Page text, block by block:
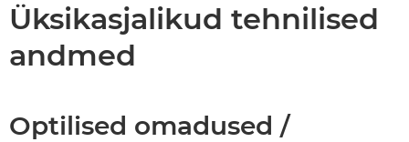
Üksikasjalikud tehnilised
andmed
Optilised omadused /